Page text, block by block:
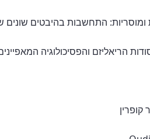
ומוסריות: התחשבות בהיבטים
הריאליזם והפסיכולוגיה